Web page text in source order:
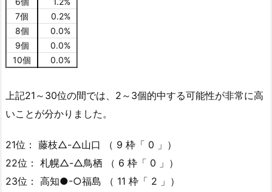
7個
0.2%
8個
0.0%
9個
0.0%
10個
0.0%
上記21～30位の間では、2～3個的中する可能性が非常に高
いことが分かりました。
21位： 藤枝△-△山口 （ 9 枠「 0 」）
22位： 札幌△-△鳥栖 （ 6 枠「 0 」）
23位： 高知●-○福島 （ 11 枠「 2 」）